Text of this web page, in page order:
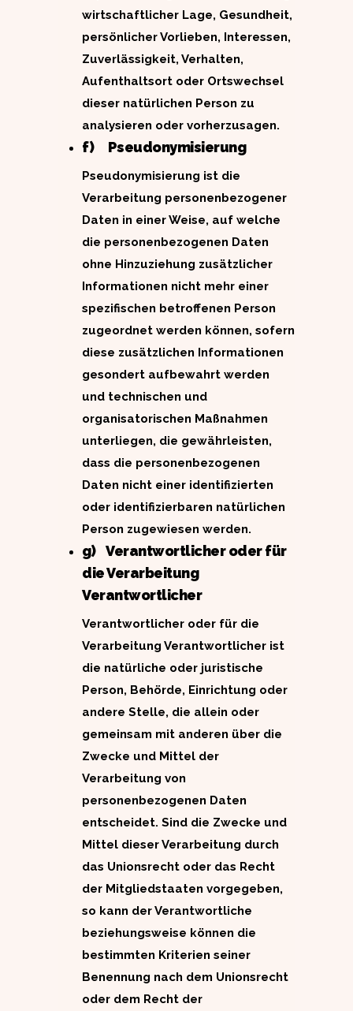
wirtschaftlicher Lage, Gesundheit,
persönlicher Vorlieben, Interessen,
Zuverlässigkeit, Verhalten,
Aufenthaltsort oder Ortswechsel
dieser natürlichen Person zu
analysieren oder vorherzusagen.
f) Pseudonymisierung
Pseudonymisierung ist die
Verarbeitung personenbezogener
Daten in einer Weise, auf welche
die personenbezogenen Daten
ohne Hinzuziehung zusätzlicher
Informationen nicht mehr einer
spezifischen betroffenen Person
zugeordnet werden können, sofern
diese zusätzlichen Informationen
gesondert aufbewahrt werden
und technischen und
organisatorischen Maßnahmen
unterliegen, die gewährleisten,
dass die personenbezogenen
Daten nicht einer identifizierten
oder identifizierbaren natürlichen
Person zugewiesen werden.
g) Verantwortlicher oder für
die Verarbeitung
Verantwortlicher
Verantwortlicher oder für die
Verarbeitung Verantwortlicher ist
die natürliche oder juristische
Person, Behörde, Einrichtung oder
andere Stelle, die allein oder
gemeinsam mit anderen über die
Zwecke und Mittel der
Verarbeitung von
personenbezogenen Daten
entscheidet. Sind die Zwecke und
Mittel dieser Verarbeitung durch
das Unionsrecht oder das Recht
der Mitgliedstaaten vorgegeben,
so kann der Verantwortliche
beziehungsweise können die
bestimmten Kriterien seiner
Benennung nach dem Unionsrecht
oder dem Recht der